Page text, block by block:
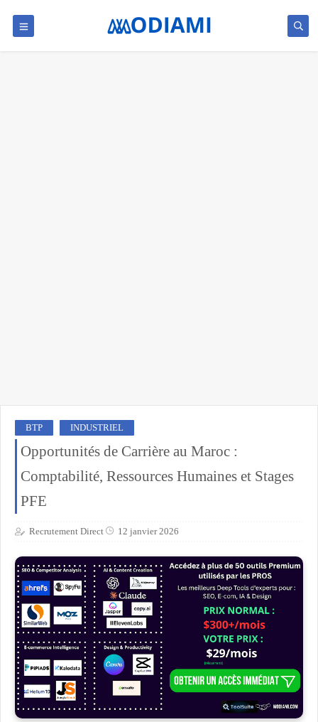
BTP INDUSTRIEL
Opportunités de Carrière au Maroc :
Comptabilité, Ressources Humaines et Stages
PFE
Recrutement Direct 12 janvier 2026